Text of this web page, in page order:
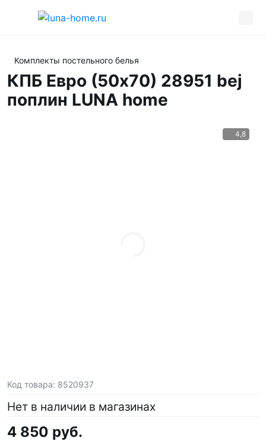
Комплекты постельного белья
КПБ Евро (50х70) 28951 bej
поплин LUNA home
4,8
Код товара: 8520937
Нет в наличии в магазинах
4 850 руб.